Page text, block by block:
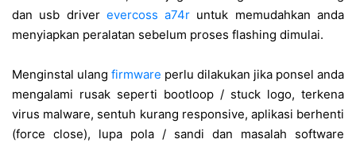
dan usb driver evercoss a74r untuk memudahkan anda
menyiapkan peralatan sebelum proses flashing dimulai.
Menginstal ulang firmware perlu dilakukan jika ponsel anda
mengalami rusak seperti bootloop / stuck logo, terkena
virus malware, sentuh kurang responsive, aplikasi berhenti
(force close), lupa pola / sandi dan masalah software